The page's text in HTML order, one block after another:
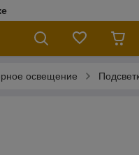
освещение